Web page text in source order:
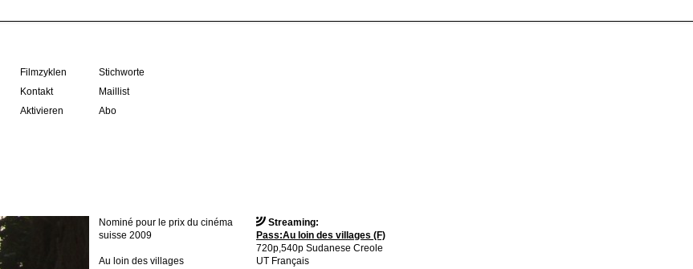
Filmzyklen
Stichworte
Kontakt
Maillist
Aktivieren Abo
Streaming:
Pass:Au loin des villages (F)
720p,540p Sudanese Creole
UT Français
Nominé pour le prix du cinéma
suisse 2009
Au loin des villages